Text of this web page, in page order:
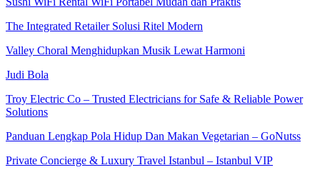
The Integrated Retailer Solusi Ritel Modern
Valley Choral Menghidupkan Musik Lewat Harmoni
Judi Bola
Troy Electric Co – Trusted Electricians for Safe & Reliable Power
Solutions
Panduan Lengkap Pola Hidup Dan Makan Vegetarian – GoNutss
Private Concierge & Luxury Travel Istanbul – Istanbul VIP